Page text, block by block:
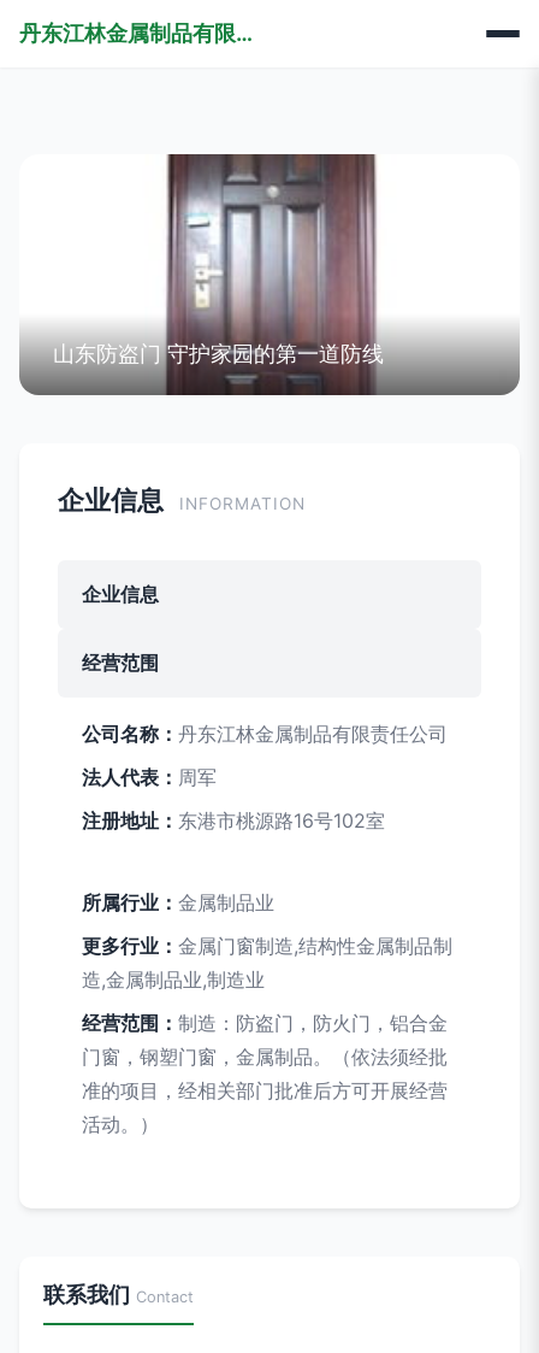
丹东江林金属制品有限责任公司
山东防盗门 守护家园的第一道防线
企业信息 INFORMATION
企业信息
经营范围
公司名称： 丹东江林金属制品有限责任公司
法人代表： 周军
注册地址： 东港市桃源路16号102室
所属行业： 金属制品业
更多行业： 金属门窗制造,结构性金属制品制
造,金属制品业,制造业
经营范围： 制造：防盗门，防火门，铝合金
门窗，钢塑门窗，金属制品。（依法须经批
准的项目，经相关部门批准后方可开展经营
活动。）
联系我们 Contact